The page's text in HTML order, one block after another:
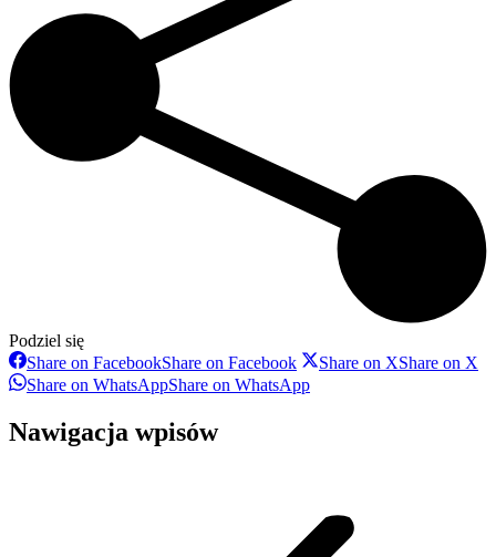
Podziel się
Share on FacebookShare on Facebook Share on XShare on X
Share on WhatsAppShare on WhatsApp
Nawigacja wpisów